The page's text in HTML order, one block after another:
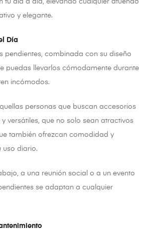
y elegante.
Día
pendientes, combinada con su diseño
puedas llevarlos cómodamente durante
incómodos.
personas que buscan accesorios
versátiles, que no solo sean atractivos
también ofrezcan comodidad y
uso diario.
a una reunión social o a un evento
se adaptan a cualquier